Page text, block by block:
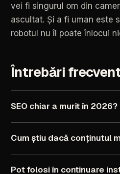
vei fi singurul om din
ascultat. Și a fi uman este
robotul nu îl poate înlocui
Întrebări
SEO chiar a muritîn 2026?
Cum știu dacă conținutul
Potfolosiîn continuare